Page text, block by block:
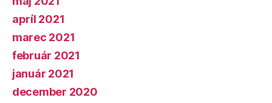
apríl 2021
marec 2021
február 2021
január 2021
december 2020